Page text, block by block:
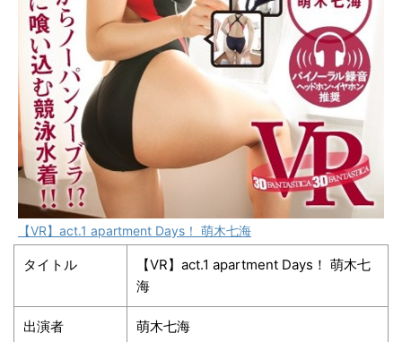
【VR】act.1 apartment Days！ 萌木七海
タイトル
【VR】act.1 apartment Days！ 萌木七
海
出演者 萌木七海